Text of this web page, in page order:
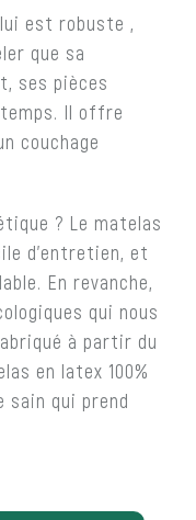
est robuste ,
que sa
ses pièces
temps. Il offre
couchage
? Le matelas
d’entretien, et
En revanche,
qui nous
à partir du
en latex 100%
sain qui prend